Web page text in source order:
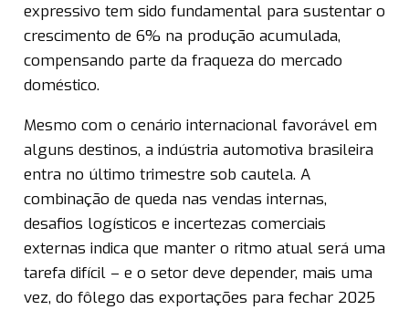
expressivo tem sido fundamental para sustentar o
crescimento de 6% na produção acumulada,
compensando parte da fraqueza do mercado
doméstico.
Mesmo com o cenário internacional favorável em
alguns destinos, a indústria automotiva brasileira
entra no último trimestre sob cautela. A
combinação de queda nas vendas internas,
desafios logísticos e incertezas comerciais
externas indica que manter o ritmo atual será uma
tarefa difícil – e o setor deve depender, mais uma
vez, do fôlego das exportações para fechar 2025